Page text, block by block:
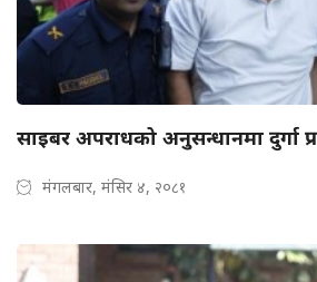
साइबर अपराधको अनुसन्धानमा दुर्गा
मंगलबार, मंसिर ४, २०८१